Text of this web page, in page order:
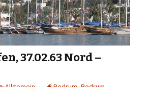
37.02.63 Nord –